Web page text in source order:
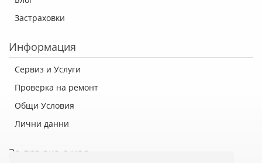
Застраховки
Информация
Сервиз и Услуги
Проверка на ремонт
Общи Условия
Лични данни
За връзка с нас